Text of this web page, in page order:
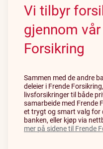
Vi tilbyr
gjennom
Forsikring
Sammen med de andre
deleier i Frende
livsforsikringer til både
samarbeide med Frende
et trygt og smart valg for
banken, eller kjøp via
mer på sidene til Frende